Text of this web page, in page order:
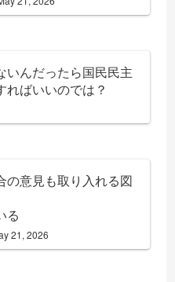
いんだったら国民民主
ればいいのでは？
の意見も取り入れる図
る
21, 2026